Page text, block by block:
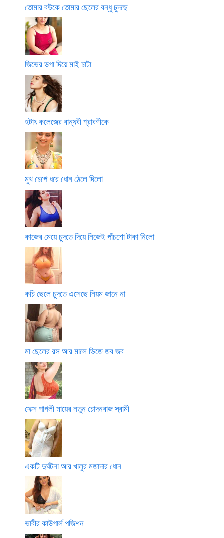
তোমার বউকে তোমার ছেলের বন্ধু চুদছে
জিভের ডগা দিয়ে মাই চাটা
হটাৎ কলেজের বান্ধবী শ্রাবণীকে
মুখ চেপে ধরে ধোন ঠেলে দিলো
কাজের মেয়ে চুদতে দিয়ে নিজেই পাঁচশো টাকা নিলো
কচি ছেলে চুদতে এসেছে নিয়ম জানে না
মা ছেলের রস আর মালে ভিজে জব জব
সেক্স পাগলী মায়ের নতুন চোদনবাজ স্বামী
একটি দুর্ঘটনা আর খালুর মজাদার ধোন
ভাবীর কাউগার্ল পজিশন